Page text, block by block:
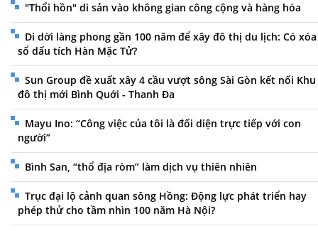
"Thổi hồn" di sản vào không gian công cộng và hàng hóa
Di dời làng phong gần 100 năm để xây đô thị du lịch: Có xóa
sổ dấu tích Hàn Mặc Tử?
Sun Group đề xuất xây 4 cầu vượt sông Sài Gòn kết nối Khu
đô thị mới Bình Quới - Thanh Đa
Mayu Ino: “Công việc của tôi là đối diện trực tiếp với con
người”
Bình San, “thổ địa ròm” làm dịch vụ thiên nhiên
Trục đại lộ cảnh quan sông Hồng: Động lực phát triển hay
phép thử cho tầm nhìn 100 năm Hà Nội?